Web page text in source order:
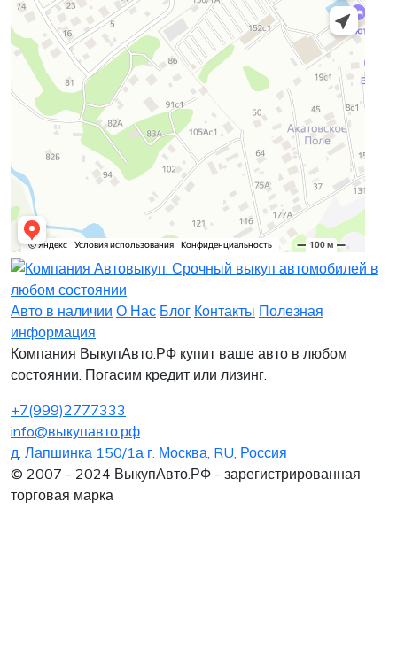
Заявка на лизинг
Я согласенна обработку персональных данных
Заявка на комиссию
Заявка на кредит
Я согласенна обработку персональных данных
Заявка на выкуп
Заполните, пожалуйста, форму.
Хочу заказать автомобиль
Заполните, пожалуйста, форму.
Оставить заявку
Авто в наличии О Нас Блог Контакты Полезная
информация
Компания ВыкупАвто.РФ купит ваше авто в любом
состоянии. Погасим кредит или лизинг.
+7(999)2777333
info@выкупавто.рф
д. Лапшинка 150/1а г. Москва, RU, Россия
© 2007 - 2024 ВыкупАвто.РФ - зарегистрированная
торговая марка